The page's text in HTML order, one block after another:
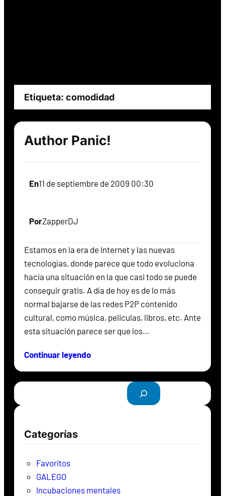
Etiqueta: comodidad
Author Panic!
En11 de septiembre de 2009 00:30
PorZapperDJ
Estamos en la era de Internet y las nuevas
tecnologías, donde parece que todo evoluciona
hacia una situación en la que casi todo se puede
conseguir gratis. A día de hoy es de lo más
normal bajarse de las redes P2P contenido
cultural, como música, peliculas, libros, etc. Ante
esta situación parece ser que los…
Continuar leyendo
B
u
s
Categorías
Favoritos
GALEGO
Incubaciones mentales